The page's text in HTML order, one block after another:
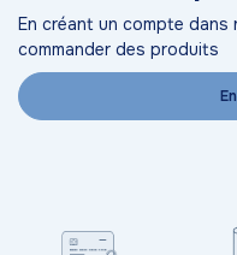
En créant un compte dans
commander des produits